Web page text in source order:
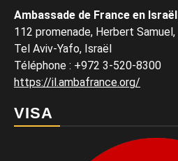
Ambassade de France en Israël
112 promenade, Herbert Samuel,
Tel Aviv-Yafo, Israël
Téléphone : +972 3-520-8300
https://il.ambafrance.org/
VISA